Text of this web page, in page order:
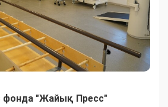
фонда "Жайық Пресс"